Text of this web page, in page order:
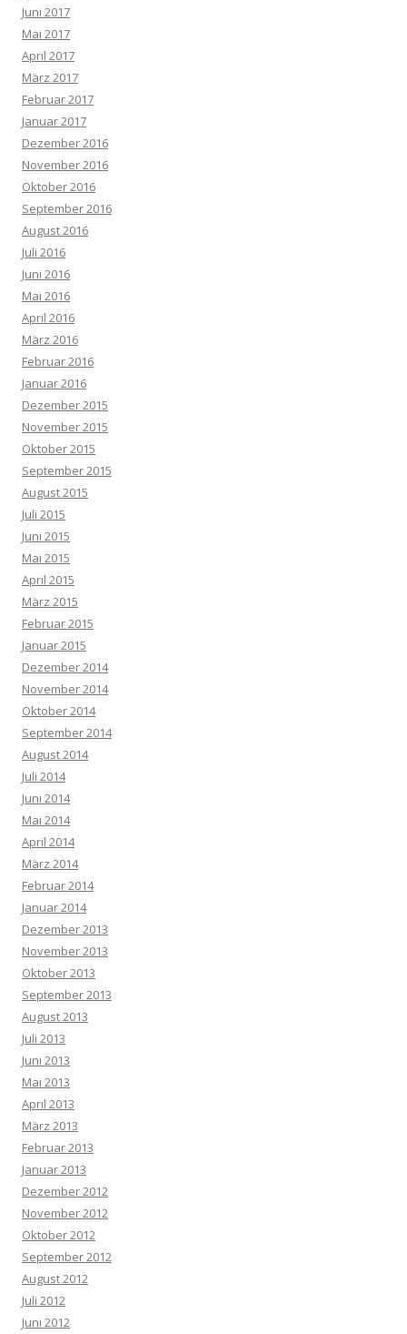
Juni 2017
Mai 2017
April 2017
März 2017
Februar 2017
Januar 2017
Dezember 2016
November 2016
Oktober 2016
September 2016
August 2016
Juli 2016
Juni 2016
Mai 2016
April 2016
März 2016
Februar 2016
Januar 2016
Dezember 2015
November 2015
Oktober 2015
September 2015
August 2015
Juli 2015
Juni 2015
Mai 2015
April 2015
März 2015
Februar 2015
Januar 2015
Dezember 2014
November 2014
Oktober 2014
September 2014
August 2014
Juli 2014
Juni 2014
Mai 2014
April 2014
März 2014
Februar 2014
Januar 2014
Dezember 2013
November 2013
Oktober 2013
September 2013
August 2013
Juli 2013
Juni 2013
Mai 2013
April 2013
März 2013
Februar 2013
Januar 2013
Dezember 2012
November 2012
Oktober 2012
September 2012
August 2012
Juli 2012
Juni 2012